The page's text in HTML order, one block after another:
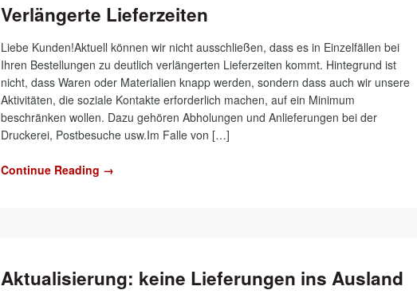
Verlängerte Lieferzeiten
Liebe Kunden!Aktuell können wir nicht ausschließen, dass es in Einzelfällen bei
Ihren Bestellungen zu deutlich verlängerten Lieferzeiten kommt. Hintegrund ist
nicht, dass Waren oder Materialien knapp werden, sondern dass auch wir unsere
Aktivitäten, die soziale Kontakte erforderlich machen, auf ein Minimum
beschränken wollen. Dazu gehören Abholungen und Anlieferungen bei der
Druckerei, Postbesuche usw.Im Falle von […]
Continue Reading →
Aktualisierung: keine Lieferungen ins Ausland